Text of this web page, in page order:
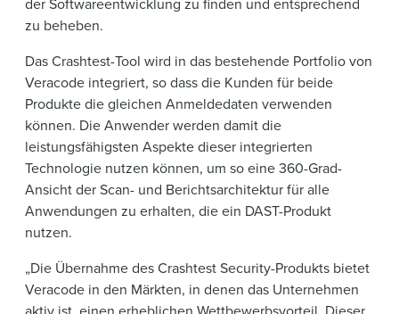
zu beheben.
Das Crashtest-Tool wird in das bestehende Portfolio von
Veracode integriert, so dass die Kunden für beide
Produkte die gleichen Anmeldedaten verwenden
können. Die Anwender werden damit die
leistungsfähigsten Aspekte dieser integrierten
Technologie nutzen können, um so eine 360-Grad-
Ansicht der Scan- und Berichtsarchitektur für alle
Anwendungen zu erhalten, die ein DAST-Produkt
nutzen.
„Die Übernahme des Crashtest Security-Produkts bietet
Veracode in den Märkten, in denen das Unternehmen
aktiv ist, einen erheblichen Wettbewerbsvorteil. Dieser